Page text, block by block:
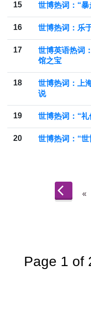
15 世博热词：“
16 世博热词：乐
17
世博英语热词
馆之宝
18
世博热词：上
说
19 世博热词：“
20 世博热词：“世
«
Page 1 of